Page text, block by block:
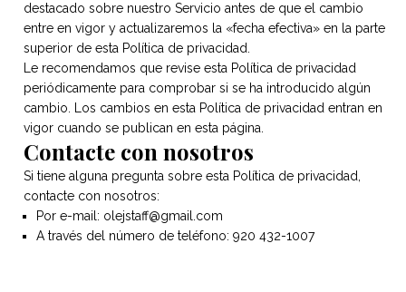
destacado sobre nuestro Servicio antes de que el cambio
entre en vigor y actualizaremos la «fecha efectiva» en la parte
superior de esta Política de privacidad.
Le recomendamos que revise esta Política de privacidad
periódicamente para comprobar si se ha introducido algún
cambio. Los cambios en esta Política de privacidad entran en
vigor cuando se publican en esta página.
Contacte con nosotros
Si tiene alguna pregunta sobre esta Política de privacidad,
contacte con nosotros:
Por e-mail: olejstaff@gmail.com
A través del número de teléfono: 920 432-1007